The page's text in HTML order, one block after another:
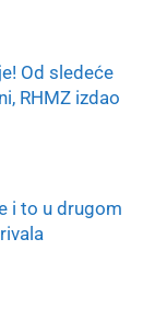
Od sledeće
RHMZ izdao
i to u drugom